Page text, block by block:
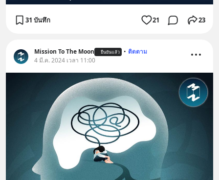
31 บันทึก 21 23
Mission To The Moon ยืนยันแล้ว • ติดตาม
4 มี.ค. 2024 เวลา 11:00